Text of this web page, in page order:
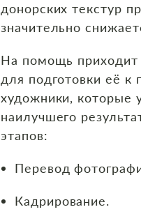
донорских текстур
значительно
На помощь приходит
для подготовки её к
художники, которые
наилучшего
этапов:
Перевод
Кадрирование.